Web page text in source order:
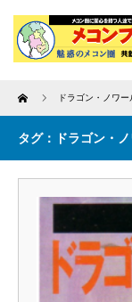
Home ドラゴン・ノワー
タグ：ドラゴン・